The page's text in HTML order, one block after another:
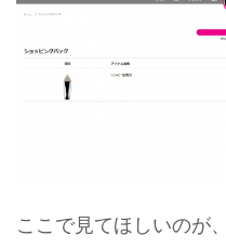
ここで見てほしいのが